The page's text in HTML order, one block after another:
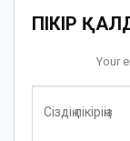
ПІКІР
Your